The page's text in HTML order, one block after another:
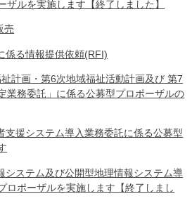
ザルを実施します【終了しました】
売
係る情報提供依頼(RFI)
祉計画・第6次地域福祉活動計画及び 第7
業務委託」に係る公募型プロポーザルの
支援システム導入業務委託に係る公募型
システム及び公開型地理情報システム導
ロポーザルを実施します【終了しまし